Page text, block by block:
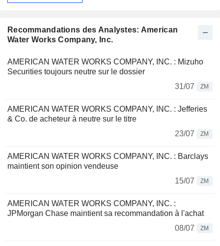
Recommandations des Analystes: American
Water Works Company, Inc.
AMERICAN WATER WORKS COMPANY, INC. : Mizuho
Securities toujours neutre sur le dossier
31/07
ZM
AMERICAN WATER WORKS COMPANY, INC. : Jefferies
& Co. de acheteur à neutre sur le titre
23/07
ZM
AMERICAN WATER WORKS COMPANY, INC. : Barclays
maintient son opinion vendeuse
15/07
ZM
AMERICAN WATER WORKS COMPANY, INC. :
JPMorgan Chase maintient sa recommandation à l'achat
08/07
ZM